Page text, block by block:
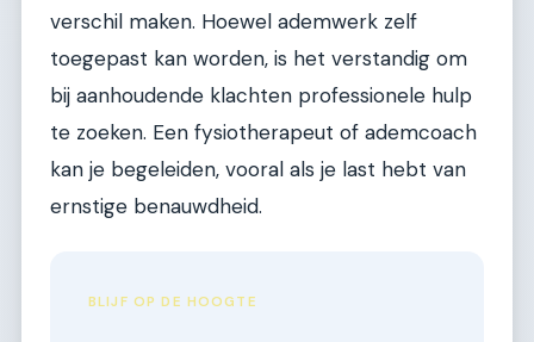
verschil maken. Hoewel ademwerk zelf
toegepast kan worden, is het verstandig om
bij aanhoudende klachten professionele hulp
te zoeken. Een fysiotherapeut of ademcoach
kan je begeleiden, vooral als je last hebt van
ernstige benauwdheid.
BLIJF OP DE HOOGTE